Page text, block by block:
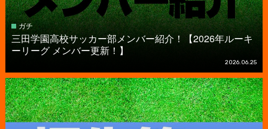
ガチ
三田学園高校サッカー部メンバー紹介！【2026年ルーキ
ーリーグ メンバー更新！】
2026.06.25